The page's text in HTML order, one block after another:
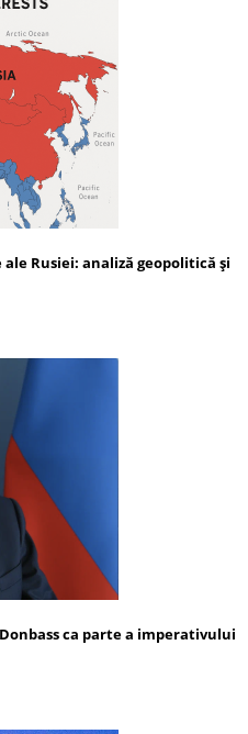
Rusiei: analiză geopolitică și
ca parte a imperativului